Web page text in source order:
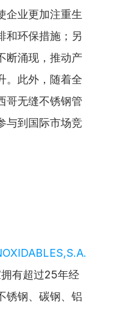
企业更加注重生
和环保措施；另
断涌现，推动产
。此外，随着全
哥无缝不锈钢管
与到国际市场竞
拥有超过25年经
锈钢、碳钢、铝